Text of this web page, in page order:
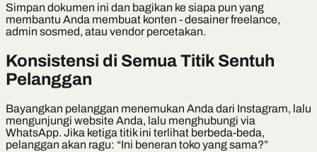
Simpan dokumen ini dan bagikan ke siapa pun yang
membantu Anda membuat konten - desainer freelance,
admin sosmed, atau vendor percetakan.
Konsistensi di Semua Titik Sentuh
Pelanggan
Bayangkan pelanggan menemukan Anda dari Instagram, lalu
mengunjungi website Anda, lalu menghubungi via
WhatsApp. Jika ketiga titik ini terlihat berbeda-beda,
pelanggan akan ragu: “Ini beneran toko yang sama?”